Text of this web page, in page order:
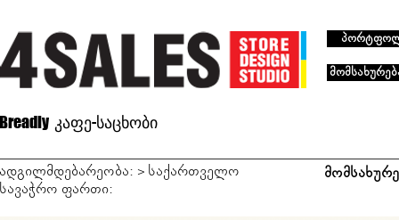
Breadly კაფე-საცხობი
ადგილმდებარეობა: > საქართველო
სავაჭრო ფართი: